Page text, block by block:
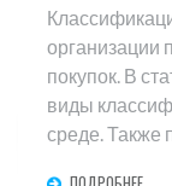
организации
покупок. В
виды
среде. Также